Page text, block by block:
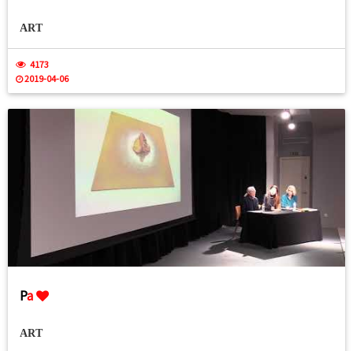
ART
4173
2019-04-06
Pa
ART